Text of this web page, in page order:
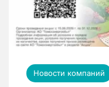
Новости компаний